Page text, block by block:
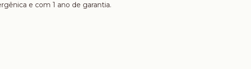
e com 1 ano de garantia.